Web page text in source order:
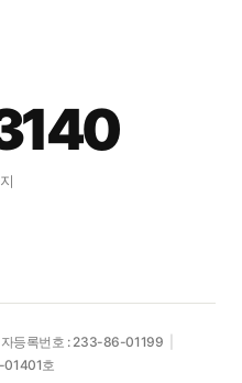
이
기
자등록번호 : 233-86-01199
01401호